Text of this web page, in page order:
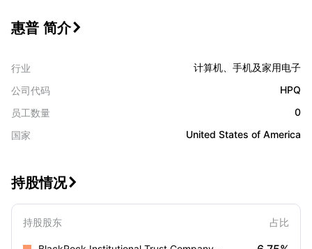
惠普 简介
行业
计算机、手机及家用电子
公司代码
HPQ
员工数量
0
国家
United States of America
持股情况
持股股东 占比